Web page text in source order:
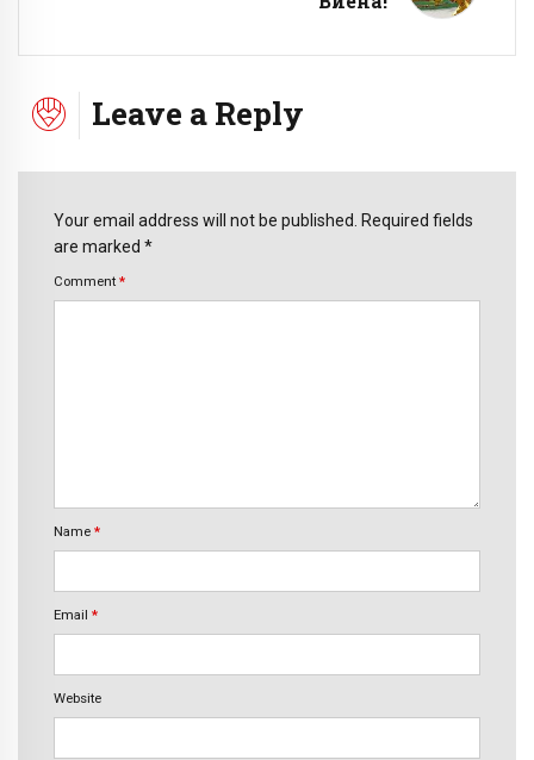
Leave a Reply
Your email address will not be published. Required fields
are marked *
Comment *
Name *
Email *
Website